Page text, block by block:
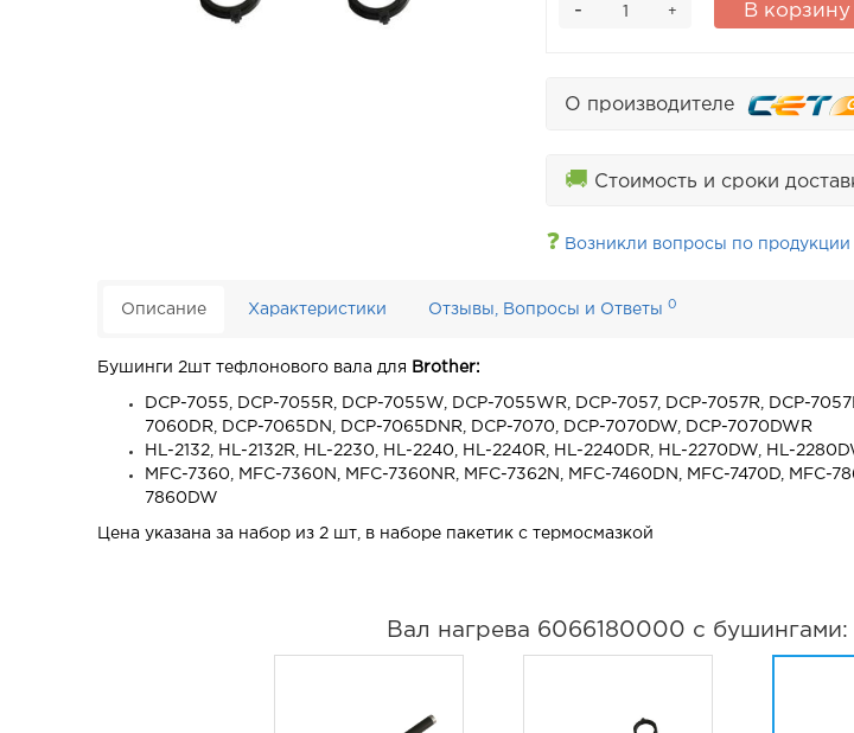
+
- В корзину
О производителе
🚚 Стоимость и сроки
❓ Возникли вопросы по продукции
Описание Характеристики Отзывы, Вопросы и Ответы0
Бушинги 2шт тефлонового вала для Brother:
DCP-7055, DCP-7055R, DCP-7055W, DCP-7055WR, DCP-7057, DCP-7057R, DCP-
7060DR, DCP-7065DN, DCP-7065DNR, DCP-7070, DCP-7070DW, DCP-7070DWR
HL-2132, HL-2132R, HL-2230, HL-2240, HL-2240R, HL-2240DR, HL-2270DW, HL-
MFC-7360, MFC-7360N, MFC-7360NR, MFC-7362N, MFC-7460DN, MFC-7470D, MFC-
7860DW
Цена указана за набор из 2 шт, в наборе пакетик с термосмазкой
Вал нагрева 6066180000 с бушингами: